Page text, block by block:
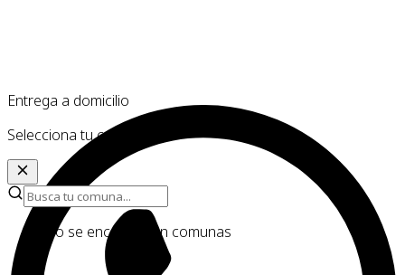
Entrega a domicilio
Selecciona tu comuna
No se encontraron comunas